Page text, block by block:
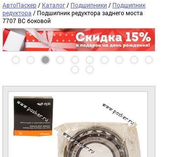
АвтоПаскер / Каталог / Подшипники / Подшипник
редуктора / Подшипник редуктора заднего моста
7707 ВС боковой